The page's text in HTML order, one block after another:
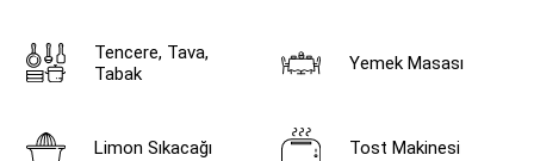
Tencere, Tava,
Tabak
Yemek Masası
Limon Sıkacağı Tost Makinesi